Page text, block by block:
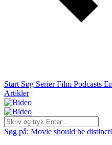
Start Søg Serier Film Podcasts
Artikler
Søg på: Movie should be